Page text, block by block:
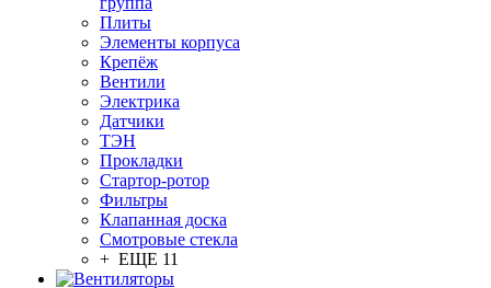
Плиты
Элементы корпуса
Крепёж
Вентили
Электрика
Датчики
ТЭН
Прокладки
Стартор-ротор
Фильтры
Клапанная доска
Смотровые стекла
+ ЕЩЕ 11